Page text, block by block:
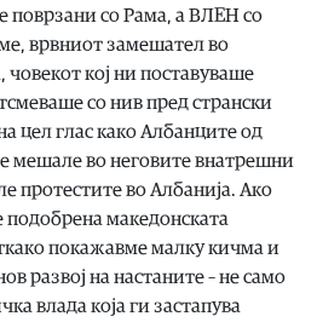
поврзани со Рама, а ВЛЕН со
врвниот замешател во
кој ни поставуваше
со нив пред странски
цел глас како Албанците од
мешале во неговите внатрешни
протестите во Албанија. Ако
македонската
покажавме малку кичма и
развој на настаните – не само
влада која ги застапува